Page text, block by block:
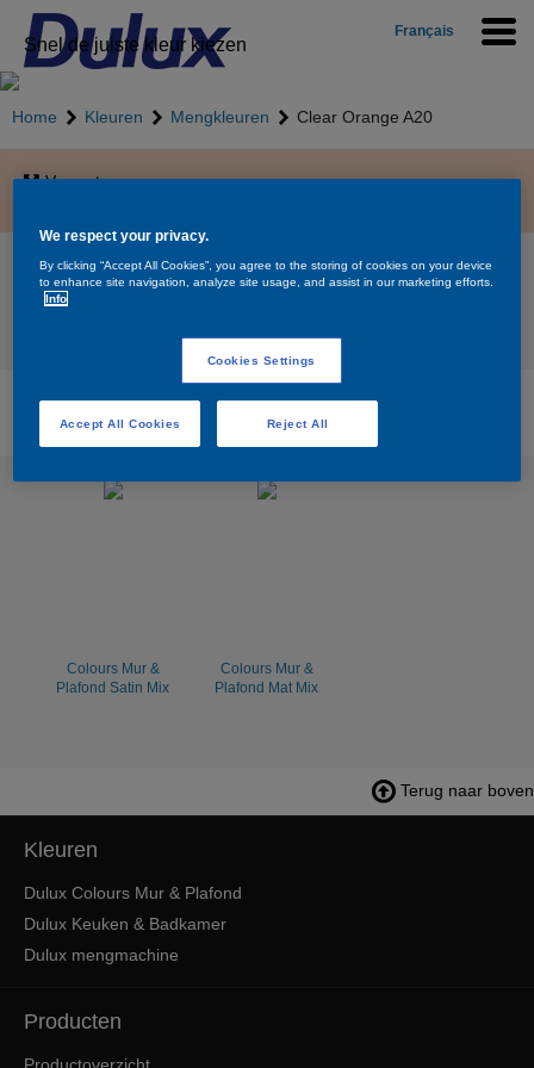
Français
Snel de juiste kleur kiezen
Home Kleuren Mengkleuren Clear Orange A20
Vergroten
Clear Orange A20
Beschikbare producten voor de kleur Clear
Orange A20
Colours Mur &
Plafond Satin Mix
Colours Mur &
Plafond Mat Mix
Terug naar boven
Kleuren
Dulux Colours Mur & Plafond
Dulux Keuken & Badkamer
Dulux mengmachine
Producten
We respect your privacy.
By clicking “Accept All Cookies”, you agree to the storing of cookies on your device
to enhance site navigation, analyze site usage, and assist in our marketing efforts.
Info
Cookies Settings
Reject All
Accept All Cookies